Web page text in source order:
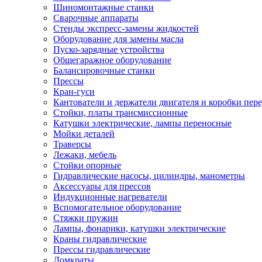
Шиномонтажные станки
Сварочные аппараты
Стенды экспресс-замены жидкостей
Оборудование для замены масла
Пуско-зарядные устройства
Общегаражное оборудование
Балансировочные станки
Прессы
Кран-гуси
Кантователи и держатели двигателя и коробки
Стойки, платы трансмиссионные
Катушки электрические, лампы переносные
Мойки деталей
Траверсы
Лежаки, мебель
Стойки опорные
Гидравлические насосы, цилиндры, манометры
Аксессуары для прессов
Индукционные нагреватели
Вспомогательное оборудование
Стяжки пружин
Лампы, фонарики, катушки электрические
Краны гидравлические
Прессы гидравлические
Домкраты